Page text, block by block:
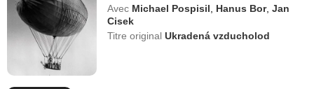
Avec Michael Pospisil Hanus Bor,Jan
Cisek
Titre originalUkradená vzducholod